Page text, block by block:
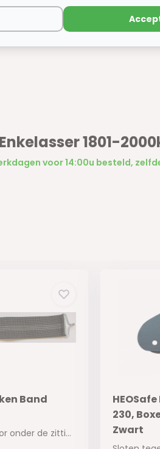
1801-
voor 14:00u besteld,
Band
Elastieken band voor onder de zitting.
230,
Zwart